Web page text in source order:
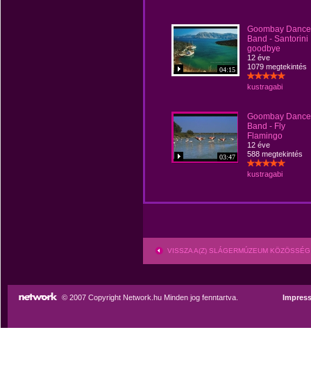
04:15
Goombay Dance
Band - Santorini
goodbye
12 éve
1079 megtekintés
kustragabi
03:47
Goombay Dance
Band - Fly
Flamingo
12 éve
588 megtekintés
kustragabi
VISSZA A(Z) SLÁGERMÚZEUM
© 2007 Copyright Network.hu Minden jog fenntartva.